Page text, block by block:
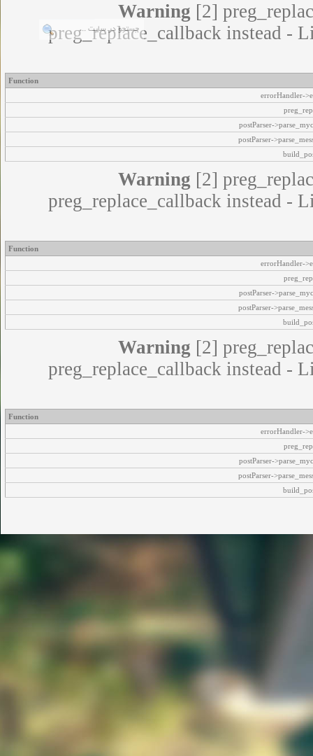
Warning [2]
preg_replace_callback instead -
Function
errorHandler-
postParser-
postParser-
Warning [2]
preg_replace_callback instead -
Function
errorHandler-
postParser-
postParser-
Warning [2]
preg_replace_callback instead -
Function
errorHandler-
postParser-
postParser-